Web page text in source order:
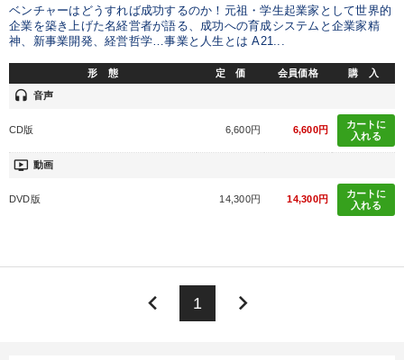
【最新刊】精神科医・和田秀樹の「老いない力」＋健康な社長と
会社をつくる厳選講話
2025年夏季全国経営者セミナー収録講演ＣＤ・講演ＤＶＤ・デジ
売上直結の営業力や販売力を獲得する
【1月】音声・映像
ベンチャーはどうすれば成功するのか！元祖・学生起業家として世界的
企業を築き上げた名経営者が語る、成功への育成システムと企業家精
神、新事業開発、経営哲学…事業と人生とは A21...
形 態 定 価 会員価格 購 入
headset 音声
CD版 6,600円 6,600円
カートに
入れる
ondemand_video 動画
DVD版 14,300円 14,300円
カートに
入れる
keyboard_arrow_left 1 keyboard_arrow_right